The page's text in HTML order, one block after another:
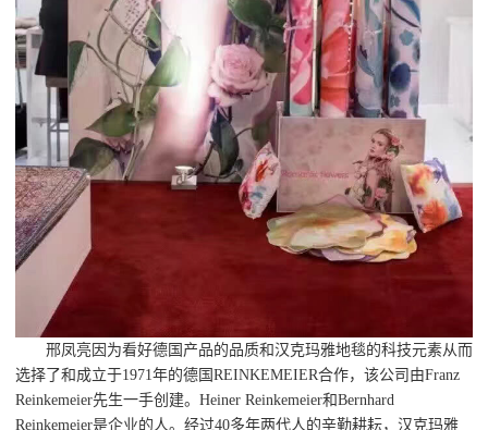
邢凤亮因为看好德国产品的品质和汉克玛雅地毯的科技元素从而
选择了和成立于1971年的德国REINKEMEIER合作，该公司由Franz
Reinkemeier先生一手创建。Heiner Reinkemeier和Bernhard
Reinkemeier是企业的人。经过40多年两代人的辛勤耕耘，汉克玛雅